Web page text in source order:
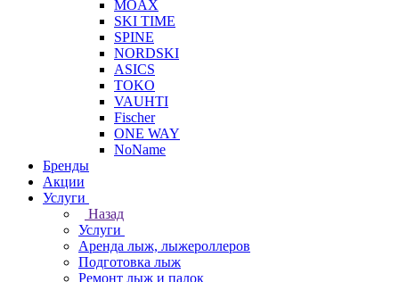
MOAX
SKI TIME
SPINE
NORDSKI
ASICS
TOKO
VAUHTI
Fischer
ONE WAY
NoName
Бренды
Акции
Услуги
Назад
Услуги
Аренда лыж, лыжероллеров
Подготовка лыж
Ремонт лыж и палок